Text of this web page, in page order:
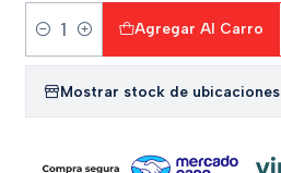
Cantidad
Agregar Al Carro
Mostrar stock de ubicaciones